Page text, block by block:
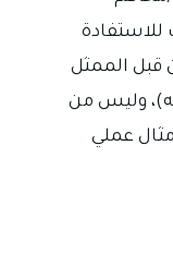
للاستفادة
قبل الممثل
وليس من
مثال عملي